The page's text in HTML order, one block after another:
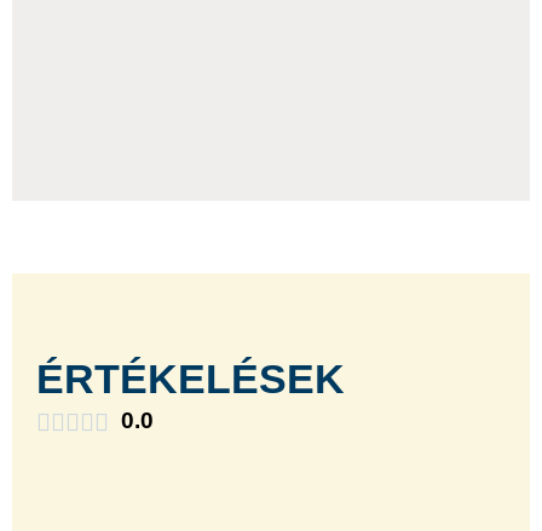
ÉRTÉKELÉSEK
0.0
